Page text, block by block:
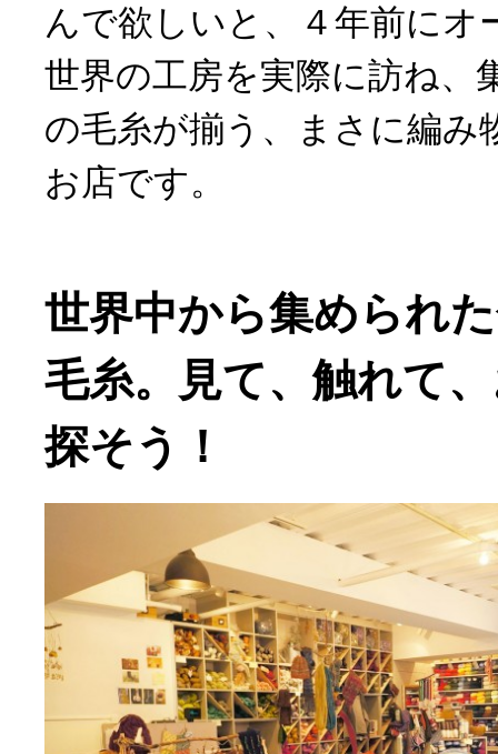
んで欲しいと、４年前にオ
世界の工房を実際に訪ね、
の毛糸が揃う、まさに編み
お店です。
世界中から集められ
毛糸。見て、触れて
探そう！